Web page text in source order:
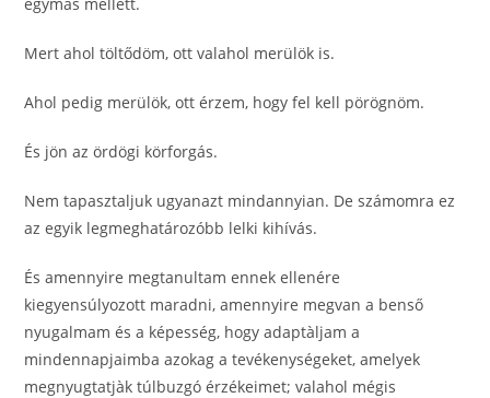
Mert ahol töltődöm, ott valahol merülök is.
Ahol pedig merülök, ott érzem, hogy fel kell pörögnöm.
És jön az ördögi körforgás.
Nem tapasztaljuk ugyanazt mindannyian. De számomra ez
az egyik legmeghatározóbb lelki kihívás.
És amennyire megtanultam ennek ellenére
kiegyensúlyozott maradni, amennyire megvan a benső
nyugalmam és a képesség, hogy adaptàljam a
mindennapjaimba azokag a tevékenységeket, amelyek
megnyugtatjàk túlbuzgó érzékeimet; valahol mégis